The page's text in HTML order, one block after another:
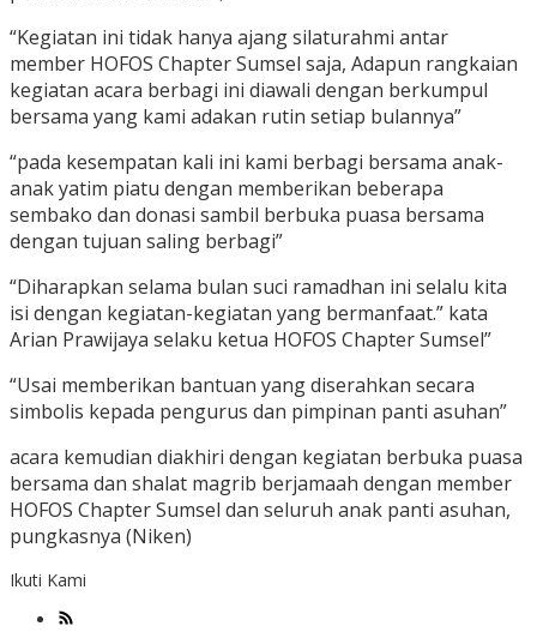
“Kegiatan ini tidak hanya ajang silaturahmi antar
member HOFOS Chapter Sumsel saja, Adapun rangkaian
kegiatan acara berbagi ini diawali dengan berkumpul
bersama yang kami adakan rutin setiap bulannya”
“pada kesempatan kali ini kami berbagi bersama anak-
anak yatim piatu dengan memberikan beberapa
sembako dan donasi sambil berbuka puasa bersama
dengan tujuan saling berbagi”
“Diharapkan selama bulan suci ramadhan ini selalu kita
isi dengan kegiatan-kegiatan yang bermanfaat.” kata
Arian Prawijaya selaku ketua HOFOS Chapter Sumsel”
“Usai memberikan bantuan yang diserahkan secara
simbolis kepada pengurus dan pimpinan panti asuhan”
acara kemudian diakhiri dengan kegiatan berbuka puasa
bersama dan shalat magrib berjamaah dengan member
HOFOS Chapter Sumsel dan seluruh anak panti asuhan,
pungkasnya (Niken)
Ikuti Kami